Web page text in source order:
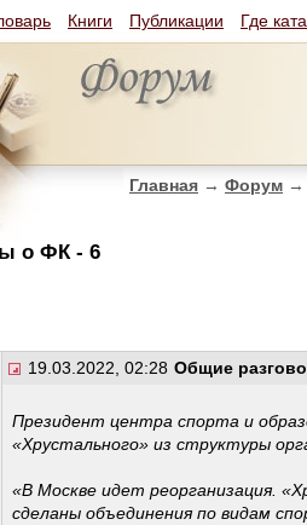
Книги Публикации Где
Главная → Форум →
о ФК - 6
19.03.2022, 02:28 Общие
Президент центра спорта и
«Хрустального» из структуры
«В Москве идет реорганизация.
сделаны объединения по видам